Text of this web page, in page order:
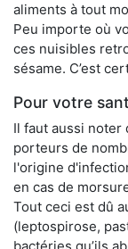
aliments à tout
Peu importe où
ces nuisibles
sésame. C’est
Pour votre
Il faut aussi noter
porteurs de
l'origine
en cas de
Tout ceci est dû
(leptospirose,